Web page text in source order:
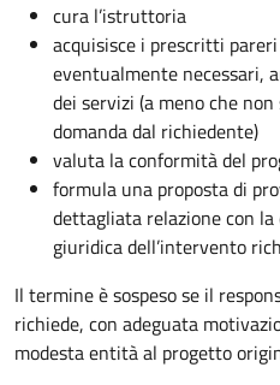
cura l’istruttoria
acquisisce i prescritti
eventualmente necessari,
dei servizi (a meno che
domanda dal richiedente)
valuta la conformità del
formula una proposta di
dettagliata relazione con
giuridica dell’intervento
Il termine è sospeso se il
richiede, con adeguata
modesta entità al progetto